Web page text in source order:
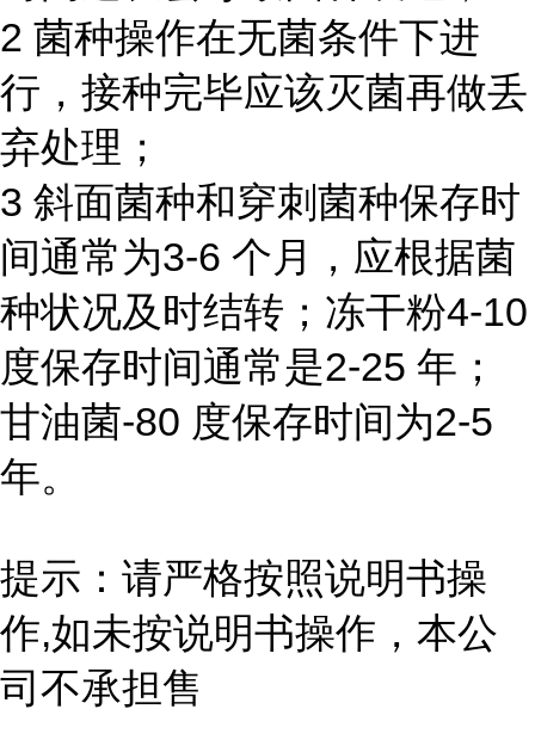
2 菌种操作在无菌条件下进
行，接种完毕应该灭菌再做丢
弃处理；
3 斜面菌种和穿刺菌种保存时
间通常为3-6 个月，应根据菌
种状况及时结转；冻干粉4-10
度保存时间通常是2-25 年；
甘油菌-80 度保存时间为2-5
年。
提示：请严格按照说明书操
作,如未按说明书操作，本公
司不承担售